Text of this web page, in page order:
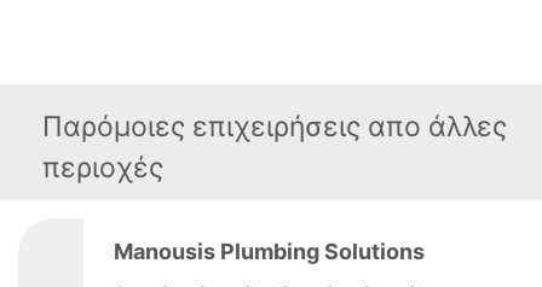
Παρόμοιες επιχειρήσεις απο άλλες
περιοχές
Manousis Plumbing Solutions